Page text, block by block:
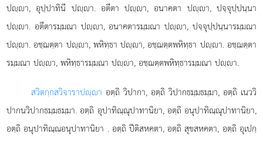
ปฺา, อุปฺปาทินี ปฺา. อตีตา ปฺา, อนาคตา ปฺา, ปจฺจุปฺปนฺนา
ปฺา. อตีตารมฺมณา ปฺา, อนาคตารมฺมณา ปฺา, ปจฺจุปฺปนฺนารมฺมณา
ปฺา. อชฺฌตฺตา ปฺา, พหิทฺธา ปฺา, อชฺฌตฺตพหิทฺธา ปฺา. อชฺฌตฺตา
รมฺมณา ปฺา, พหิทฺธารมฺมณา ปฺา, อชฺฌตฺตพหิทฺธารมฺมณา ปฺา.
สวิตกฺกสวิจาราปฺา อตฺถิ วิปากา, อตฺถิ วิปากธมฺมธมฺมา, อตฺถิ เนววิ
ปากนวิปากธมฺมธมฺมา. อตฺถิ อุปาทิณฺณุปาทานิยา, อตฺถิ อนุปาทิณฺณุปาทานิยา,
อตฺถิ อนุปาทิณฺณอนุปาทานิยา . อตฺถิ ปีติสหคตา, อตฺถิ สุขสหคตา, อตฺถิ อุเปกฺ